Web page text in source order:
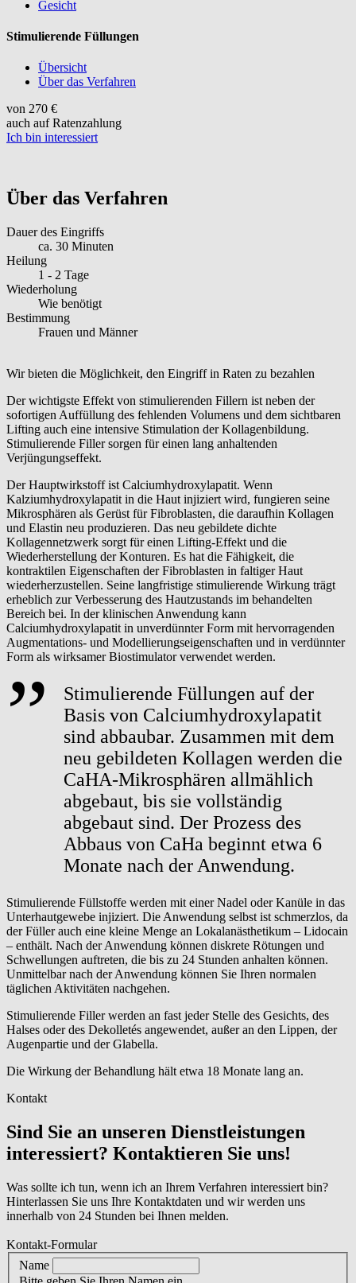
Gesicht
Stimulierende Füllungen
Übersicht
Über das Verfahren
von 270 €
auch auf Ratenzahlung
Ich bin interessiert
Über das Verfahren
Dauer des Eingriffs
ca. 30 Minuten
Heilung
1 - 2 Tage
Wiederholung
Wie benötigt
Bestimmung
Frauen und Männer
Wir bieten die Möglichkeit, den Eingriff in Raten zu bezahlen
Der wichtigste Effekt von stimulierenden Fillern ist neben der
sofortigen Auffüllung des fehlenden Volumens und dem sichtbaren
Lifting auch eine intensive Stimulation der Kollagenbildung.
Stimulierende Filler sorgen für einen lang anhaltenden
Verjüngungseffekt.
Der Hauptwirkstoff ist Calciumhydroxylapatit. Wenn
Kalziumhydroxylapatit in die Haut injiziert wird, fungieren seine
Mikrosphären als Gerüst für Fibroblasten, die daraufhin Kollagen
und Elastin neu produzieren. Das neu gebildete dichte
Kollagennetzwerk sorgt für einen Lifting-Effekt und die
Wiederherstellung der Konturen. Es hat die Fähigkeit, die
kontraktilen Eigenschaften der Fibroblasten in faltiger Haut
wiederherzustellen. Seine langfristige stimulierende Wirkung trägt
erheblich zur Verbesserung des Hautzustands im behandelten
Bereich bei. In der klinischen Anwendung kann
Calciumhydroxylapatit in unverdünnter Form mit hervorragenden
Augmentations- und Modellierungseigenschaften und in verdünnter
Form als wirksamer Biostimulator verwendet werden.
Stimulierende Füllungen auf der
Basis von Calciumhydroxylapatit
sind abbaubar. Zusammen mit dem
neu gebildeten Kollagen werden die
CaHA-Mikrosphären allmählich
abgebaut, bis sie vollständig
abgebaut sind. Der Prozess des
Abbaus von CaHa beginnt etwa 6
Monate nach der Anwendung.
Stimulierende Füllstoffe werden mit einer Nadel oder Kanüle in das
Unterhautgewebe injiziert. Die Anwendung selbst ist schmerzlos, da
der Füller auch eine kleine Menge an Lokalanästhetikum – Lidocain
– enthält. Nach der Anwendung können diskrete Rötungen und
Schwellungen auftreten, die bis zu 24 Stunden anhalten können.
Unmittelbar nach der Anwendung können Sie Ihren normalen
täglichen Aktivitäten nachgehen.
Stimulierende Filler werden an fast jeder Stelle des Gesichts, des
Halses oder des Dekolletés angewendet, außer an den Lippen, der
Augenpartie und der Glabella.
Die Wirkung der Behandlung hält etwa 18 Monate lang an.
Kontakt
Sind Sie an unseren Dienstleistungen
interessiert? Kontaktieren Sie uns!
Was sollte ich tun, wenn ich an Ihrem Verfahren interessiert bin?
Hinterlassen Sie uns Ihre Kontaktdaten und wir werden uns
innerhalb von 24 Stunden bei Ihnen melden.
Kontakt-Formular
Name